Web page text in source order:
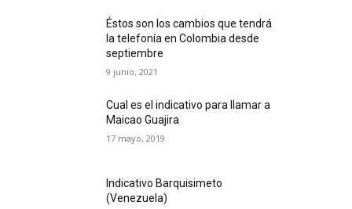
Éstos son los cambios que tendrá
la telefonía en Colombia desde
septiembre
9 junio, 2021
Cual es el indicativo para llamar a
Maicao Guajira
17 mayo, 2019
Indicativo Barquisimeto
(Venezuela)